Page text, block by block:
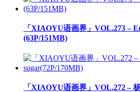
「XIAOYU语画界」VOL.273 –
(63P/151MB)
「XIAOYU语画界」VOL.272 –